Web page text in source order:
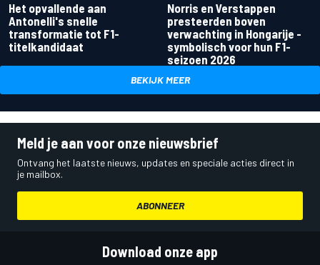
Het opvallende aan
Antonelli's snelle
transformatie tot F1-
titelkandidaat
Norris en Verstappen
presteerden boven
verwachting in Hongarije -
symbolisch voor hun F1-
seizoen 2026
BEKIJK MEER
Meld je aan voor onze nieuwsbrief
Ontvang het laatste nieuws, updates en speciale acties direct in
je mailbox.
ABONNEER
Download onze app